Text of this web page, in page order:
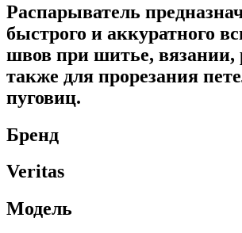
Распарыватель
быстрого и аккуратного
швов при шитье, вязании,
также для прорезания
пуговиц.
Бренд
Veritas
Модель